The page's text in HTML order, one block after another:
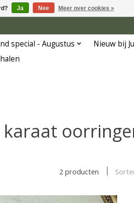
special - Augustus
Nieuw bij
2 producten
Ja Nee Meer over cookies »